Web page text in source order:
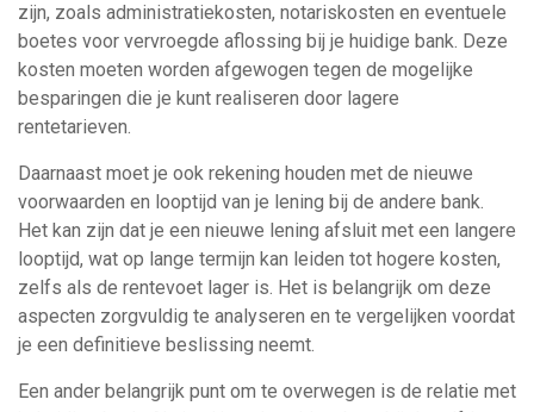
zijn, zoals administratiekosten, notariskosten en eventuele
boetes voor vervroegde aflossing bij je huidige bank. Deze
kosten moeten worden afgewogen tegen de mogelijke
besparingen die je kunt realiseren door lagere
rentetarieven.
Daarnaast moet je ook rekening houden met de nieuwe
voorwaarden en looptijd van je lening bij de andere bank.
Het kan zijn dat je een nieuwe lening afsluit met een langere
looptijd, wat op lange termijn kan leiden tot hogere kosten,
zelfs als de rentevoet lager is. Het is belangrijk om deze
aspecten zorgvuldig te analyseren en te vergelijken voordat
je een definitieve beslissing neemt.
Een ander belangrijk punt om te overwegen is de relatie met